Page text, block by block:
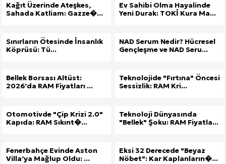
Kağıt Üzerinde Ateşkes,
Sahada Katliam: Gazze�...
Ev Sahibi Olma Hayalinde
Yeni Durak: TOKİ Kura Ma...
Sınırların Ötesinde İnsanlık
Köprüsü: Tü...
NAD Serum Nedir? Hücresel
Gençleşme ve NAD Seru...
Bellek Borsası Altüst:
2026’da RAM Fiyatları ...
Teknolojide "Fırtına" Öncesi
Sessizlik: RAM Kri...
Otomotivde "Çip Krizi 2.0"
Kapıda: RAM Sıkınt�...
Teknoloji Dünyasında
"Bellek" Şoku: RAM Fiyatla...
Fenerbahçe Evinde Aston
Villa’ya Mağlup Oldu: ...
Eksi 32 Derecede "Beyaz
Nöbet": Kar Kaplanların�...